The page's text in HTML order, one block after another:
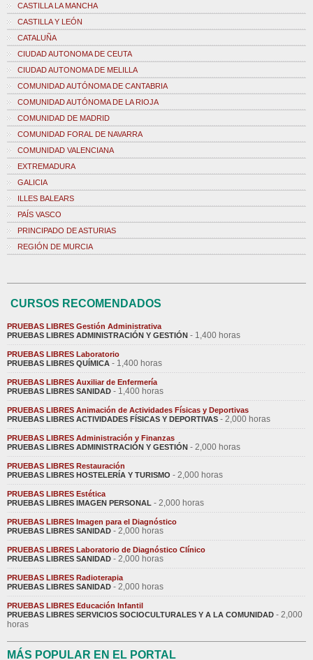
CASTILLA LA MANCHA
CASTILLA Y LEÓN
CATALUÑA
CIUDAD AUTONOMA DE CEUTA
CIUDAD AUTONOMA DE MELILLA
COMUNIDAD AUTÓNOMA DE CANTABRIA
COMUNIDAD AUTÓNOMA DE LA RIOJA
COMUNIDAD DE MADRID
COMUNIDAD FORAL DE NAVARRA
COMUNIDAD VALENCIANA
EXTREMADURA
GALICIA
ILLES BALEARS
PAÍS VASCO
PRINCIPADO DE ASTURIAS
REGIÓN DE MURCIA
CURSOS RECOMENDADOS
PRUEBAS LIBRES Gestión Administrativa
PRUEBAS LIBRES ADMINISTRACIÓN Y GESTIÓN - 1,400 horas
PRUEBAS LIBRES Laboratorio
PRUEBAS LIBRES QUÍMICA - 1,400 horas
PRUEBAS LIBRES Auxiliar de Enfermería
PRUEBAS LIBRES SANIDAD - 1,400 horas
PRUEBAS LIBRES Animación de Actividades Físicas y Deportivas
PRUEBAS LIBRES ACTIVIDADES FÍSICAS Y DEPORTIVAS - 2,000 horas
PRUEBAS LIBRES Administración y Finanzas
PRUEBAS LIBRES ADMINISTRACIÓN Y GESTIÓN - 2,000 horas
PRUEBAS LIBRES Restauración
PRUEBAS LIBRES HOSTELERÍA Y TURISMO - 2,000 horas
PRUEBAS LIBRES Estética
PRUEBAS LIBRES IMAGEN PERSONAL - 2,000 horas
PRUEBAS LIBRES Imagen para el Diagnóstico
PRUEBAS LIBRES SANIDAD - 2,000 horas
PRUEBAS LIBRES Laboratorio de Diagnóstico Clínico
PRUEBAS LIBRES SANIDAD - 2,000 horas
PRUEBAS LIBRES Radioterapia
PRUEBAS LIBRES SANIDAD - 2,000 horas
PRUEBAS LIBRES Educación Infantil
PRUEBAS LIBRES SERVICIOS SOCIOCULTURALES Y A LA COMUNIDAD - 2,000
horas
MÁS POPULAR EN EL PORTAL